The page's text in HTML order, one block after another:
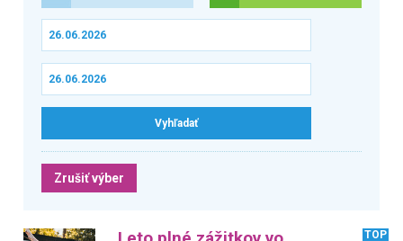
Zrušiť výber
TOP